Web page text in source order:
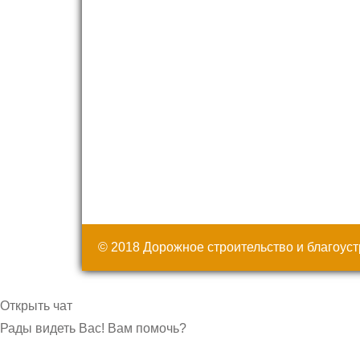
© 2018 Дорожное строительство и
Открыть чат
Рады видеть Вас! Вам помочь?